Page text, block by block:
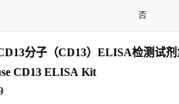
否
分子（CD13）ELISA检测试剂
CD13 ELISA Kit